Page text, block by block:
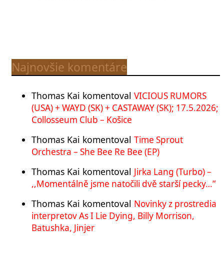
Najnovšie komentáre
Thomas Kai komentoval VICIOUS RUMORS
(USA) + WAYD (SK) + CASTAWAY (SK); 17.5.2026;
Collosseum Club – Košice
Thomas Kai komentoval Time Sprout
Orchestra – She Bee Re Bee (EP)
Thomas Kai komentoval Jirka Lang (Turbo) –
,,Momentálně jsme natočili dvě starší pecky…“
Thomas Kai komentoval Novinky z prostredia
interpretov As I Lie Dying, Billy Morrison,
Batushka, Jinjer